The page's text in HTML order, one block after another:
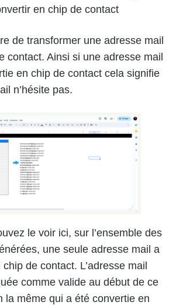
en chip de contact
de transformer une adresse mail
contact. Ainsi si une adresse mail
en chip de contact cela signifie
n’hésite pas.
le voir ici, sur l’ensemble des
une seule adresse mail a
de contact. L’adresse mail
comme valide au début de ce
la même qui a été convertie en